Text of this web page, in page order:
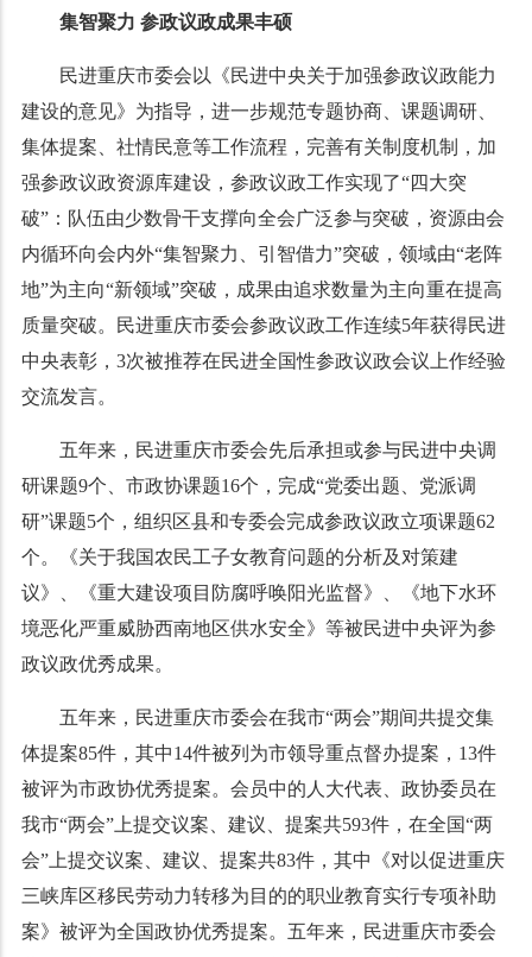
集智聚力 参政议政成果丰硕
民进重庆市委会以《民进中央关于加强参政议政能力
建设的意见》为指导，进一步规范专题协商、课题调研、
集体提案、社情民意等工作流程，完善有关制度机制，加
强参政议政资源库建设，参政议政工作实现了“四大突
破”：队伍由少数骨干支撑向全会广泛参与突破，资源由会
内循环向会内外“集智聚力、引智借力”突破，领域由“老阵
地”为主向“新领域”突破，成果由追求数量为主向重在提高
质量突破。民进重庆市委会参政议政工作连续5年获得民进
中央表彰， 3次被推荐在民进全国性参政议政会议上作经验
交流发言。
五年来，民进重庆市委会先后承担或参与民进中央调
研课题9个、市政协课题16个，完成“党委出题、党派调
研”课题5个，组织区县和专委会完成参政议政立项课题62
个。《关于我国农民工子女教育问题的分析及对策建
议》、《重大建设项目防腐呼唤阳光监督》、《地下水环
境恶化严重威胁西南地区供水安全》等被民进中央评为参
政议政优秀成果。
五年来，民进重庆市委会在我市“两会”期间共提交集
体提案85件，其中14件被列为市领导重点督办提案， 13件
被评为市政协优秀提案。会员中的人大代表、政协委员在
我市“两会”上提交议案、建议、提案共593件，在全国“两
会”上提交议案、建议、提案共83件，其中《对以促进重庆
三峡库区移民劳动力转移为目的的职业教育实行专项补助
案》被评为全国政协优秀提案。五年来，民进重庆市委会